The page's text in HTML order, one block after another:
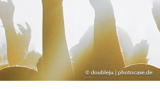
© doubleju | photocase.de